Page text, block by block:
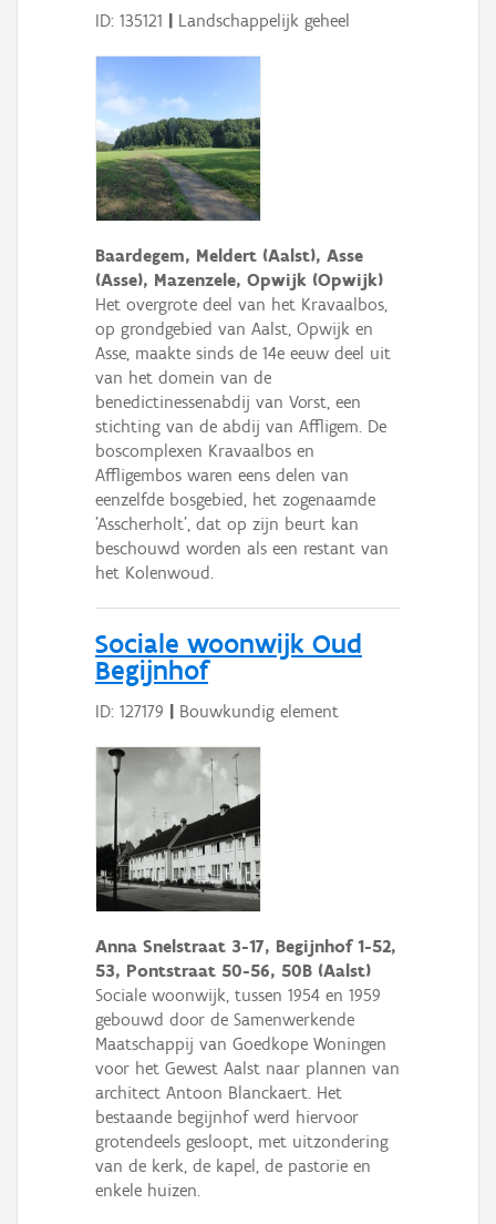
ID: 135121 Landschappelijk geheel
Baardegem, Meldert (Aalst), Asse
(Asse), Mazenzele, Opwijk (Opwijk)
Het overgrote deel van het Kravaalbos,
op grondgebied van Aalst, Opwijk en
Asse, maakte sinds de 14e eeuw deel uit
van het domein van de
benedictinessenabdij van Vorst, een
stichting van de abdij van Affligem. De
boscomplexen Kravaalbos en
Affligembos waren eens delen van
eenzelfde bosgebied, het zogenaamde
'Asscherholt', dat op zijn beurt kan
beschouwd worden als een restant van
het Kolenwoud.
Sociale woonwijk Oud
Begijnhof
ID: 127179 | Bouwkundig element
Anna Snelstraat 3-17, Begijnhof 1-52,
53, Pontstraat 50-56, 50B (Aalst)
Sociale woonwijk, tussen 1954 en 1959
gebouwd door de Samenwerkende
Maatschappij van Goedkope Woningen
voor het Gewest Aalst naar plannen van
architect Antoon Blanckaert. Het
bestaande begijnhof werd hiervoor
grotendeels gesloopt, met uitzondering
van de kerk, de kapel, de pastorie en
enkele huizen.